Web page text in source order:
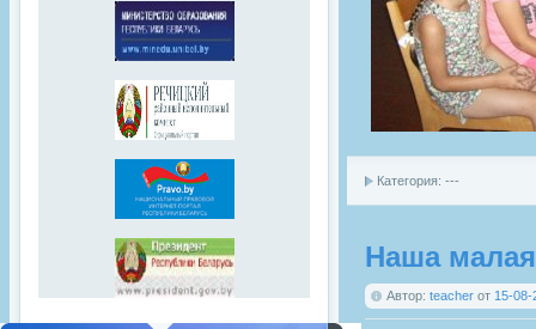
Категория: ---
Наша
Автор: teacher от 15-08-